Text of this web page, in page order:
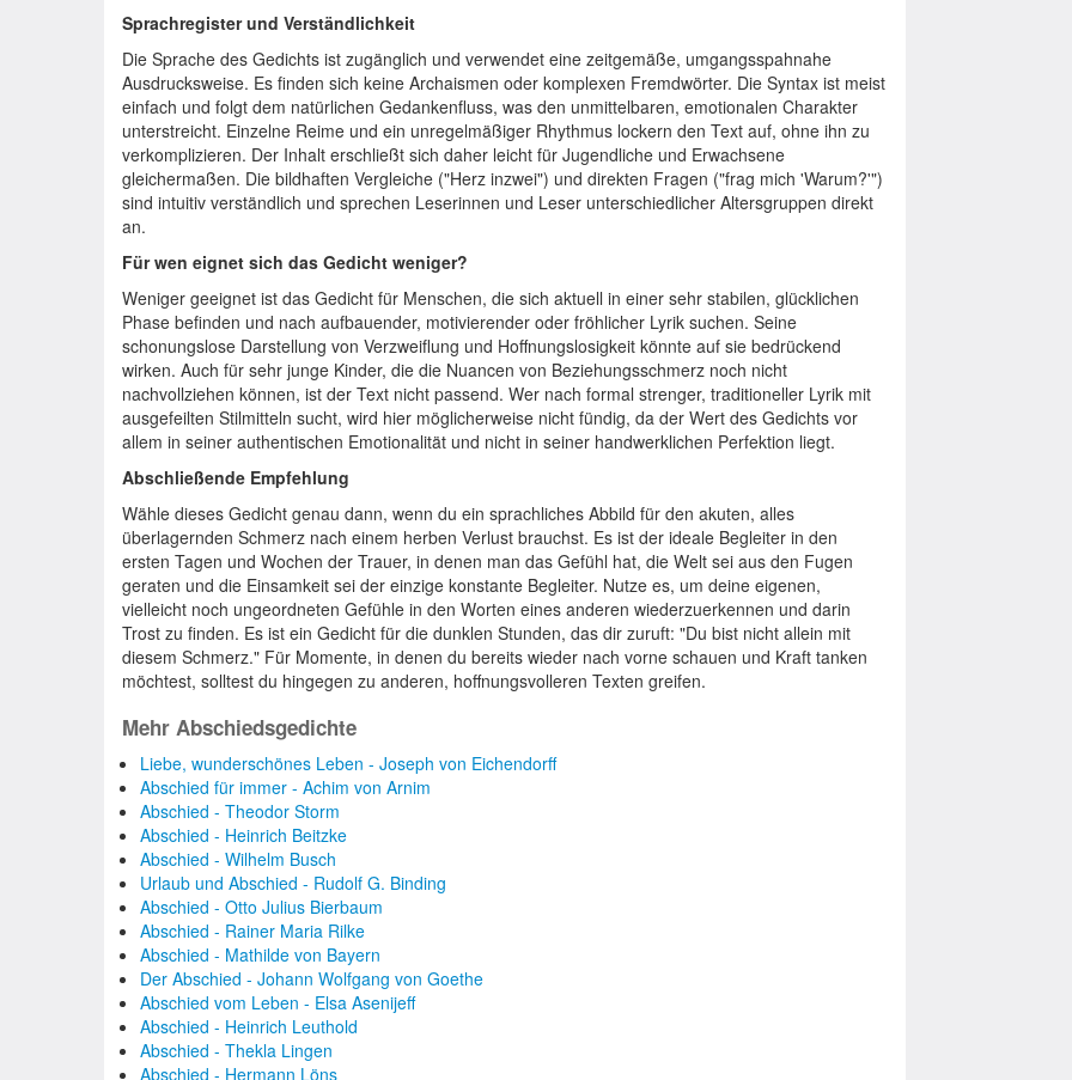
Sprachregister und Verständlichkeit
Die Sprache des Gedichts ist zugänglich und verwendet eine zeitgemäße, umgangsspahnahe
Ausdrucksweise. Es finden sich keine Archaismen oder komplexen Fremdwörter. Die Syntax ist meist
einfach und folgt dem natürlichen Gedankenfluss, was den unmittelbaren, emotionalen Charakter
unterstreicht. Einzelne Reime und ein unregelmäßiger Rhythmus lockern den Text auf, ohne ihn zu
verkomplizieren. Der Inhalt erschließt sich daher leicht für Jugendliche und Erwachsene
gleichermaßen. Die bildhaften Vergleiche ("Herz inzwei") und direkten Fragen ("frag mich 'Warum?'")
sind intuitiv verständlich und sprechen Leserinnen und Leser unterschiedlicher Altersgruppen direkt
an.
Für wen eignet sich das Gedicht weniger?
Weniger geeignet ist das Gedicht für Menschen, die sich aktuell in einer sehr stabilen, glücklichen
Phase befinden und nach aufbauender, motivierender oder fröhlicher Lyrik suchen. Seine
schonungslose Darstellung von Verzweiflung und Hoffnungslosigkeit könnte auf sie bedrückend
wirken. Auch für sehr junge Kinder, die die Nuancen von Beziehungsschmerz noch nicht
nachvollziehen können, ist der Text nicht passend. Wer nach formal strenger, traditioneller Lyrik mit
ausgefeilten Stilmitteln sucht, wird hier möglicherweise nicht fündig, da der Wert des Gedichts vor
allem in seiner authentischen Emotionalität und nicht in seiner handwerklichen Perfektion liegt.
Abschließende Empfehlung
Wähle dieses Gedicht genau dann, wenn du ein sprachliches Abbild für den akuten, alles
überlagernden Schmerz nach einem herben Verlust brauchst. Es ist der ideale Begleiter in den
ersten Tagen und Wochen der Trauer, in denen man das Gefühl hat, die Welt sei aus den Fugen
geraten und die Einsamkeit sei der einzige konstante Begleiter. Nutze es, um deine eigenen,
vielleicht noch ungeordneten Gefühle in den Worten eines anderen wiederzuerkennen und darin
Trost zu finden. Es ist ein Gedicht für die dunklen Stunden, das dir zuruft: "Du bist nicht allein mit
diesem Schmerz." Für Momente, in denen du bereits wieder nach vorne schauen und Kraft tanken
möchtest, solltest du hingegen zu anderen, hoffnungsvolleren Texten greifen.
Mehr Abschiedsgedichte
Liebe, wunderschönes Leben - Joseph von Eichendorff
Abschied für immer - Achim von Arnim
Abschied - Theodor Storm
Abschied - Heinrich Beitzke
Abschied - Wilhelm Busch
Urlaub und Abschied - Rudolf G. Binding
Abschied - Otto Julius Bierbaum
Abschied - Rainer Maria Rilke
Abschied - Mathilde von Bayern
Der Abschied - Johann Wolfgang von Goethe
Abschied vom Leben - Elsa Asenijeff
Abschied - Heinrich Leuthold
Abschied - Thekla Lingen
Abschied - Hermann Löns